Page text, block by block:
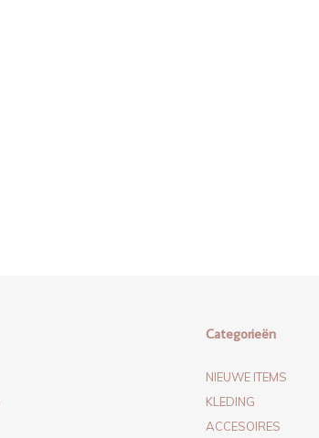
Categorieën
NIEUWE ITEMS
KLEDING
ACCESOIRES